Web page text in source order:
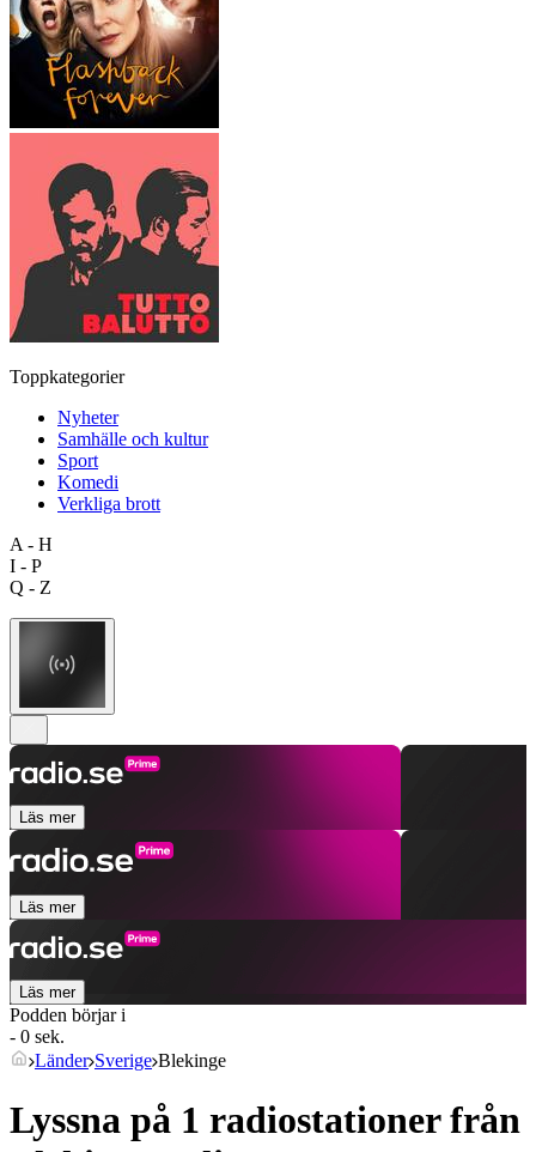
Toppkategorier
Nyheter
Samhälle och kultur
Sport
Komedi
Verkliga brott
A - H
I - P
Q - Z
Läs mer
Läs mer
Läs mer
Podden börjar i
- 0 sek.
Länder Sverige Blekinge
Lyssna på 1 radiostationer från